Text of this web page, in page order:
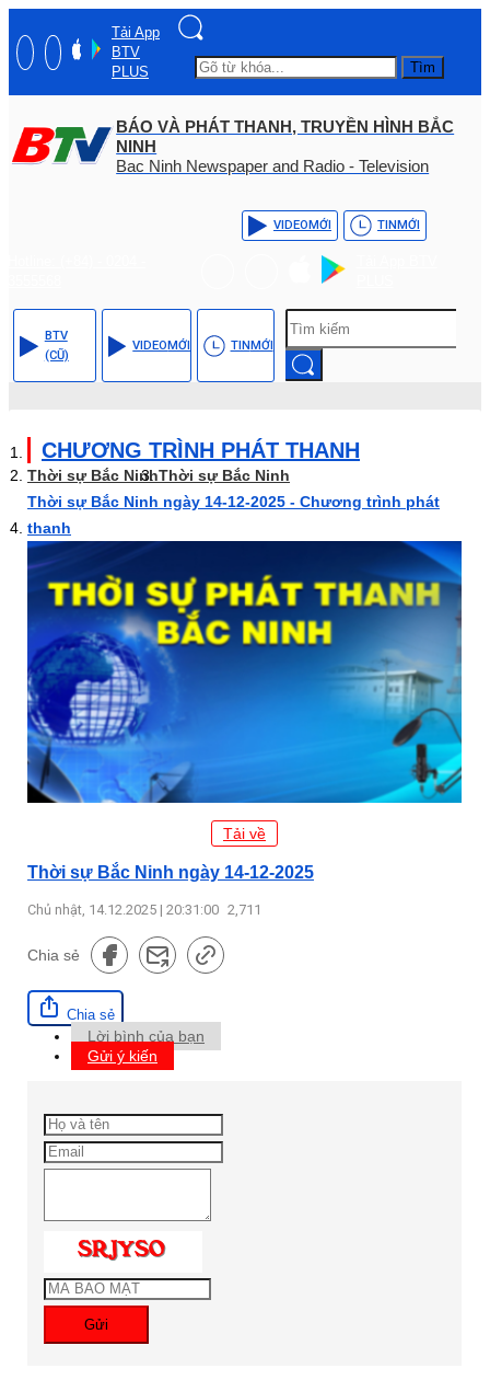
Tải App
BTV
PLUS
Tìm
BÁO VÀ PHÁT THANH, TRUYỀN HÌNH BẮC
NINH
Bac Ninh Newspaper and Radio - Television
VIDEOMỚI TINMỚI
BTV
(CŨ)
VIDEOMỚI TINMỚI
CHƯƠNG TRÌNH PHÁT THANH
Thời sự Bắc NinhThời sự Bắc Ninh
Thời sự Bắc Ninh ngày 14-12-2025 - Chương trình phát
thanh
Tải về
Thời sự Bắc Ninh ngày 14-12-2025
Chủ nhật, 14.12.2025 | 20:31:00 2,711
Chia sẻ
Chia sẻ
Lời bình của bạn
Gửi ý kiến
Gửi